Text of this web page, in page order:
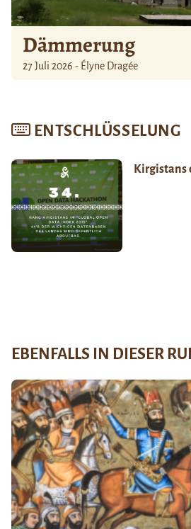
Dämmerung
27 Juli 2026 - Élyne Dragée
ENTSCHLÜSSELUNG
Kirgistans
EBENFALLS IN DIESER